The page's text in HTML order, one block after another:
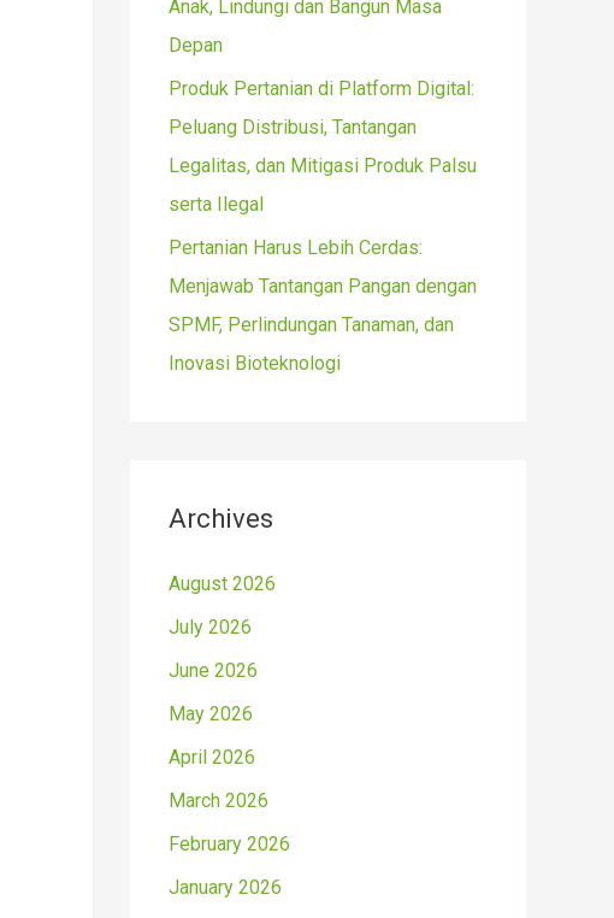
Anak, Lindungi dan Bangun Masa
Depan
Produk Pertanian di Platform Digital:
Peluang Distribusi, Tantangan
Legalitas, dan Mitigasi Produk Palsu
serta Ilegal
Pertanian Harus Lebih Cerdas:
Menjawab Tantangan Pangan dengan
SPMF, Perlindungan Tanaman, dan
Inovasi Bioteknologi
Archives
August 2026
July 2026
June 2026
May 2026
April 2026
March 2026
February 2026
January 2026